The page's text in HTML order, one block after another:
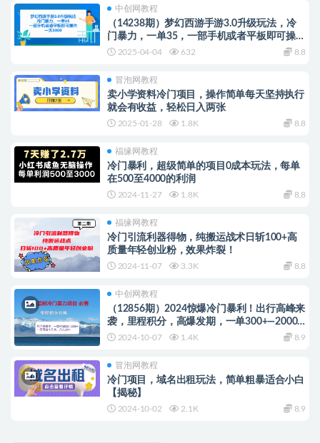
中创网教程
（14238期）梦幻西游手游3.0升级玩法，冷
门暴力，一单35，一部手机或者平板即可操…
2025-04-04 632 8.8
冒泡网教程
卖小学资料冷门项目，操作简单每天坚持执行
就会有收益，轻松日入两张
2025-01-28 1.8K 8.8
福缘网教程
冷门暴利，超级简单的项目0成本玩法，每单
在500至4000的利润
2024-11-27 1.8K 8.8
福缘网教程
冷门引流利器得物，纯搬运战术日斩100+高
质量年轻创业粉，效果炸裂！
2024-11-07 3.3K 8.8
中创网教程
（12856期）2024惊爆冷门暴利！出行高峰来
袭，里程积分，高爆发期，一单300+—2000…
2024-10-07 1.4K 8.9
冒泡网教程
冷门项目，域名出租玩法，简单粗暴适合小白
【揭秘】
2024-10-02 2.1K 8.9